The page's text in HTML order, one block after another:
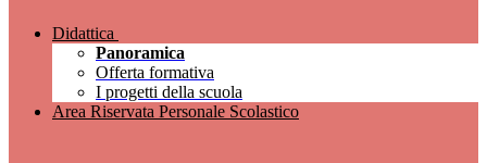
Didattica
Panoramica
Offerta formativa
I progetti della scuola
Area Riservata Personale Scolastico